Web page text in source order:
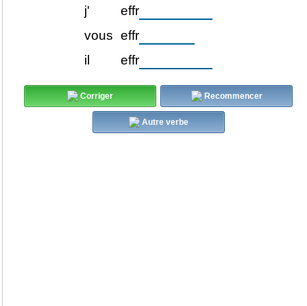
j'
effr
vous effr
il
effr
Corriger Recommencer
Autre verbe